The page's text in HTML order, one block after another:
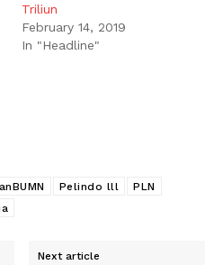
Triliun
February 14, 2019
In "Headline"
Pelindo lll
PLN
Next article